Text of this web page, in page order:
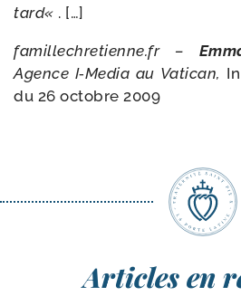
tard« . […]
famil​le​chre​tienne​.fr –
Agence I‑Media au Vatican,
du 26 octobre 2009
Articles en